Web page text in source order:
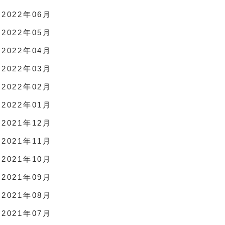
2022年06月
2022年05月
2022年04月
2022年03月
2022年02月
2022年01月
2021年12月
2021年11月
2021年10月
2021年09月
2021年08月
2021年07月